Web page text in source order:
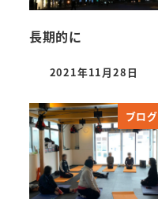
長期的に
投稿日
2021年11月28日
ブログ